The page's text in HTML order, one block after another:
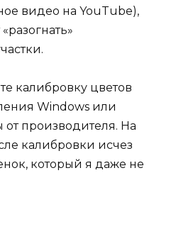
видео на YouTube),
калибровку цветов
Windows или
производителя. На
калибровки исчез
который я даже не